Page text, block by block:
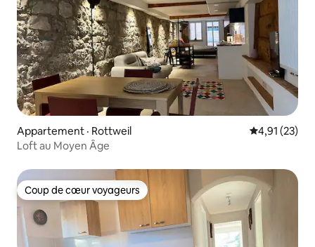
Appartement · Rottweil Note
4,91 (23)
Loft au Moyen Âge
Coup de cœur voyageurs
Coup de cœur voyageurs